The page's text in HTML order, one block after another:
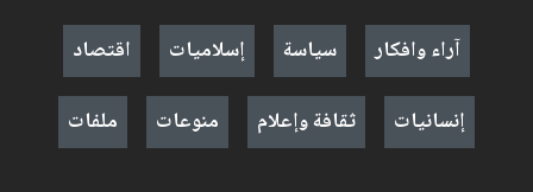
آراء وافكار
سياسة إسلاميات
اقتصاد
إنسانيات
ثقافة وإعلام منوعات ملفات